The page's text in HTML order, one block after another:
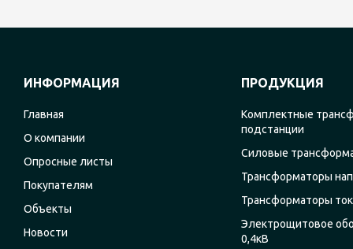
ИНФОРМАЦИЯ
Главная
О компании
Опросные листы
Покупателям
Объекты
Новости
ПРОДУКЦИЯ
Комплектные
подстанции
Силовые
Трансформаторы
Трансформаторы
Электрощитовое
0,4кВ